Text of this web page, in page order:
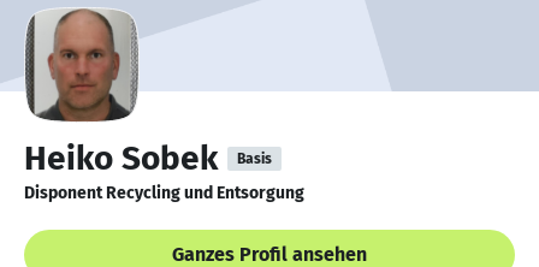
Heiko Sobek Basis
Disponent Recycling und Entsorgung
Ganzes Profil ansehen